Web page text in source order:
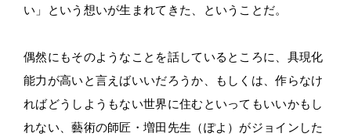
い」という想いが生まれてきた、ということだ。
偶然にもそのようなことを話しているところに、具現化
能力が高いと言えばいいだろうか、もしくは、作らなけ
ればどうしようもない世界に住むといってもいいかもし
れない、藝術の師匠・増田先生（ぽよ）がジョインした